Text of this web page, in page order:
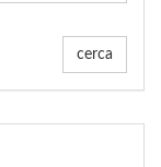
cerca